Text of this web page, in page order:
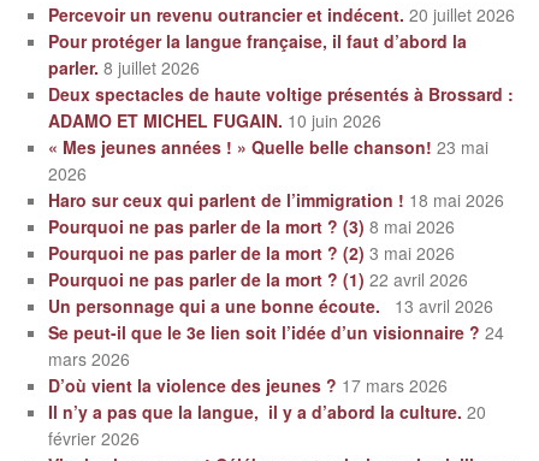
Percevoir un revenu outrancier et indécent. 20 juillet 2026
Pour protéger la langue française, il faut d’abord la
parler. 8 juillet 2026
Deux spectacles de haute voltige présentés à Brossard :
ADAMO ET MICHEL FUGAIN. 10 juin 2026
« Mes jeunes années ! » Quelle belle chanson! 23 mai
2026
Haro sur ceux qui parlent de l’immigration ! 18 mai 2026
Pourquoi ne pas parler de la mort ? (3) 8 mai 2026
Pourquoi ne pas parler de la mort ? (2) 3 mai 2026
Pourquoi ne pas parler de la mort ? (1) 22 avril 2026
Un personnage qui a une bonne écoute.
13 avril 2026
Se peut-il que le 3e lien soit l’idée d’un visionnaire ? 24
mars 2026
D’où vient la violence des jeunes ? 17 mars 2026
Il n’y a pas que la langue, il y a d’abord la culture. 20
février 2026